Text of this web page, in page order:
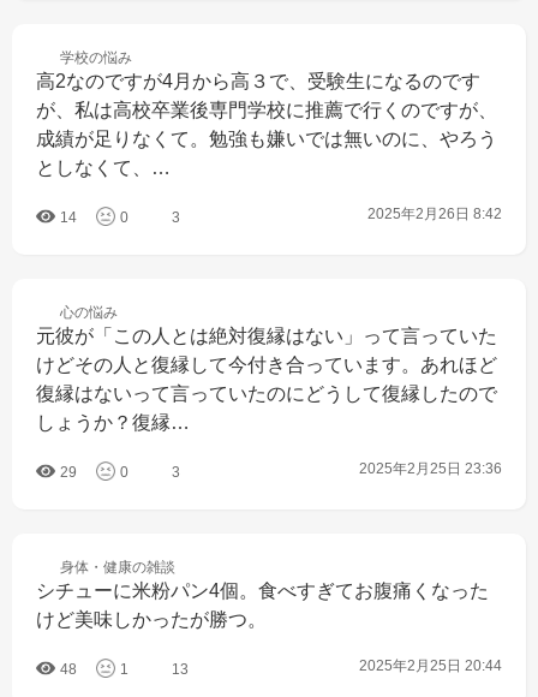
学校の悩み
高2なのですが4月から高３で、受験生になるのです
が、私は高校卒業後専門学校に推薦で行くのですが、
成績が足りなくて。勉強も嫌いでは無いのに、やろう
としなくて、…
14 0 3 2025年2月26日 8:42
心の悩み
元彼が「この人とは絶対復縁はない」って言っていた
けどその人と復縁して今付き合っています。あれほど
復縁はないって言っていたのにどうして復縁したので
しょうか？復縁…
29 0 3 2025年2月25日 23:36
身体・健康の雑談
シチューに米粉パン4個。食べすぎてお腹痛くなった
けど美味しかったが勝つ。
48 1 13 2025年2月25日 20:44